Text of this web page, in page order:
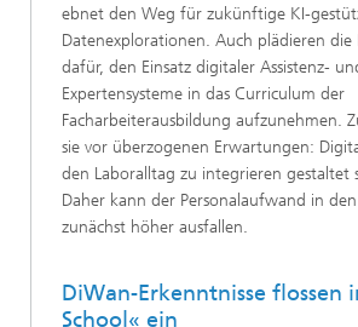
ebnet den Weg für zukünftige KI-
Datenexplorationen. Auch plädieren
dafür, den Einsatz digitaler Assistenz-
Expertensysteme in das Curriculum der
Facharbeiterausbildung aufzunehmen.
sie vor überzogenen Erwartungen:
den Laboralltag zu integrieren gestaltet
Daher kann der Personalaufwand in
zunächst höher ausfallen.
DiWan-Erkenntnisse flossen
School« ein